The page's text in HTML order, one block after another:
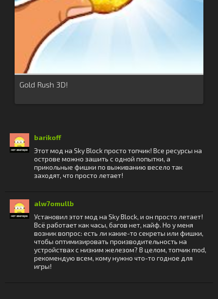
Gold Rush 3D!
barikoff
Этот мод на Sky Block просто топчик! Все ресурсы на
острове можно зашить с одной попытки, а
прикольные фишки по выживанию весело так
заходят, что просто летает!
alw7omullb
Установил этот мод на Sky Block, и он просто летает!
Всё работает как часы, багов нет, кайф. Но у меня
возник вопрос: есть ли какие-то секреты или фишки,
чтобы оптимизировать производительность на
устройствах с низким железом? В целом, топчик mod,
рекомендую всем, кому нужно что-то годное для
игры!